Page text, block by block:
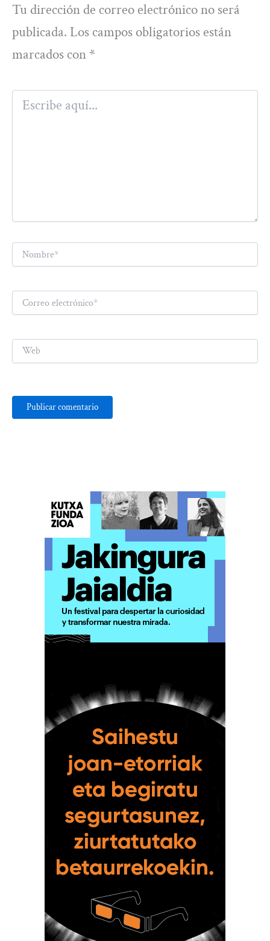
Tu dirección de correo electrónico no será
publicada. Los campos obligatorios están
marcados con *
Escribe
aquí...
Nombre*
Correo
electrónico*
Web